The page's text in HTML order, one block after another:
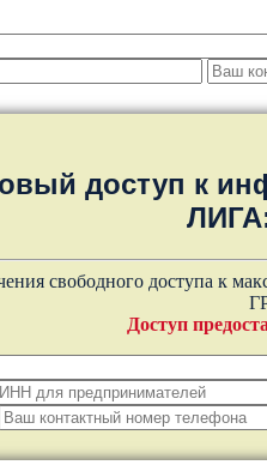
доступ к
свободного доступа к
Доступ